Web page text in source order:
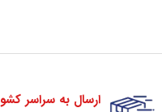
ارسال به سراسر